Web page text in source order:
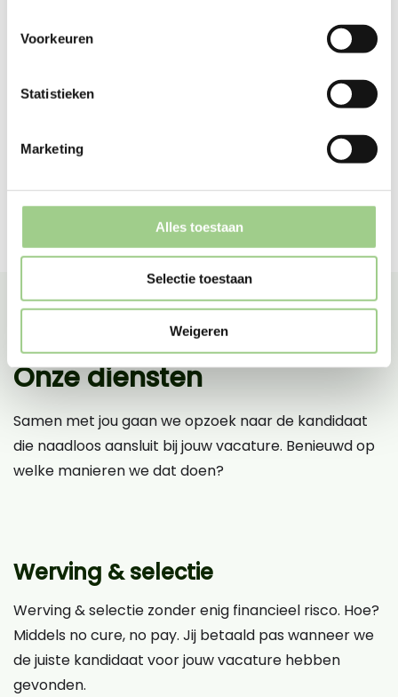
Voorkeuren
Statistieken
Marketing
Alles toestaan
Selectie toestaan
Weigeren
Onze diensten
Samen met jou gaan we opzoek naar de kandidaat
die naadloos aansluit bij jouw vacature. Benieuwd op
welke manieren we dat doen?
Werving & selectie
Werving & selectie zonder enig financieel risco. Hoe?
Middels no cure, no pay. Jij betaald pas wanneer we
de juiste kandidaat voor jouw vacature hebben
gevonden.